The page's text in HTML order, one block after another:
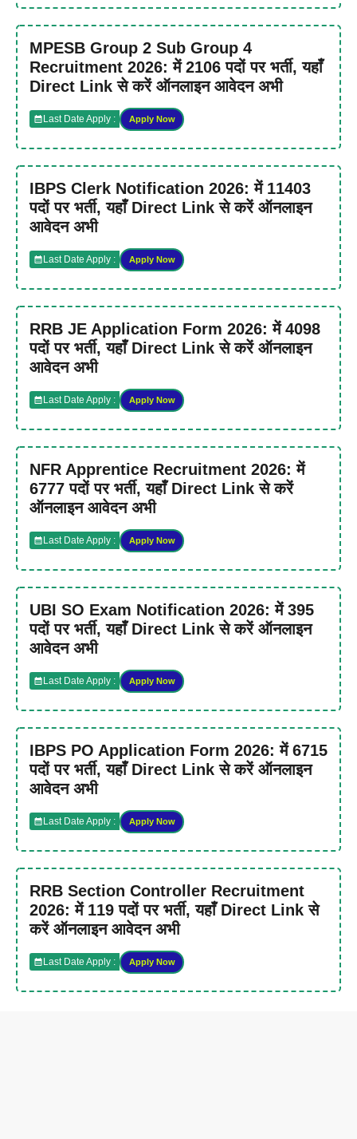
MPESB Group 2 Sub Group 4
Recruitment 2026: में 2106 पदों पर भर्ती, यहाँ
Direct Link से करें ऑनलाइन आवेदन अभी
Last Date Apply : Apply Now
IBPS Clerk Notification 2026: में 11403
पदों पर भर्ती, यहाँ Direct Link से करें ऑनलाइन
आवेदन अभी
Last Date Apply : Apply Now
RRB JE Application Form 2026: में 4098
पदों पर भर्ती, यहाँ Direct Link से करें ऑनलाइन
आवेदन अभी
Last Date Apply : Apply Now
NFR Apprentice Recruitment 2026: में
6777 पदों पर भर्ती, यहाँ Direct Link से करें
ऑनलाइन आवेदन अभी
Last Date Apply : Apply Now
UBI SO Exam Notification 2026: में 395
पदों पर भर्ती, यहाँ Direct Link से करें ऑनलाइन
आवेदन अभी
Last Date Apply : Apply Now
IBPS PO Application Form 2026: में 6715
पदों पर भर्ती, यहाँ Direct Link से करें ऑनलाइन
आवेदन अभी
Last Date Apply : Apply Now
RRB Section Controller Recruitment
2026: में 119 पदों पर भर्ती, यहाँ Direct Link से
करें ऑनलाइन आवेदन अभी
Last Date Apply : Apply Now